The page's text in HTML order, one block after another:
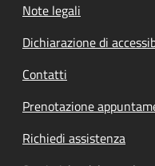
Note legali
Dichiarazione di
Contatti
Prenotazione
Richiedi assistenza